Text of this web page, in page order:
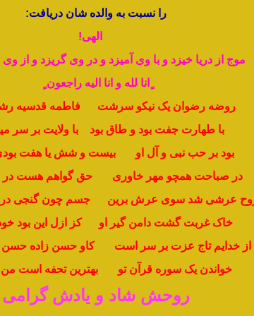
را نسبت به والده شان دریافت:
الهی!
موج از دریا خیزد و با وی آمیزد و در وی گریزد و از
ٍانا لله و انا الیه راجعون ٍ
روضه رضوان یک نیکو سرشت فاطمه قدسیه
با طهارت جفت بود و طاق بود با ولایت بر سر
بود بر حب نبی و آل او بیست و شش یا هفت
در صباحت همچو مهر خاوری حق گواهم هست در
عرشی شد سوی عرش برین جسم چون گنجی در
خاک غربت گشت دامن گیر او کز ازل این بود خود
از خدایم تاج عزت بر سر است کاو حسن زاده حسن
خواندن یک سوره قرآن تو بهترین تحفه است من
روحش شاد و یادش گرامی